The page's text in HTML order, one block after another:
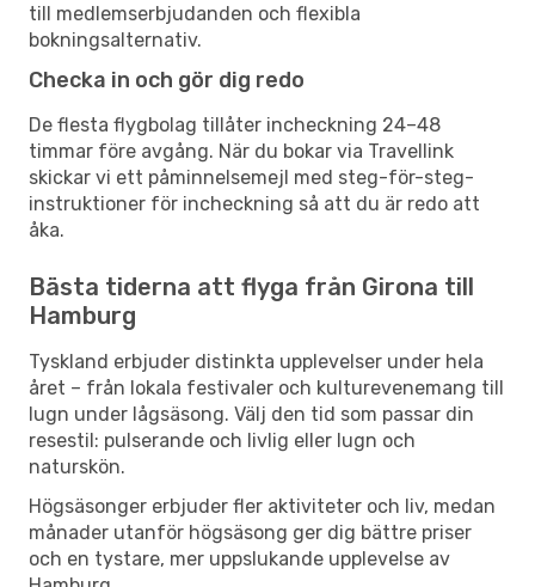
till medlemserbjudanden och flexibla
bokningsalternativ.
Checka in och gör dig redo
De flesta flygbolag tillåter incheckning 24–48
timmar före avgång. När du bokar via Travellink
skickar vi ett påminnelsemejl med steg-för-steg-
instruktioner för incheckning så att du är redo att
åka.
Bästa tiderna att flyga från Girona till
Hamburg
Tyskland erbjuder distinkta upplevelser under hela
året – från lokala festivaler och kulturevenemang till
lugn under lågsäsong. Välj den tid som passar din
resestil: pulserande och livlig eller lugn och
naturskön.
Högsäsonger erbjuder fler aktiviteter och liv, medan
månader utanför högsäsong ger dig bättre priser
och en tystare, mer uppslukande upplevelse av